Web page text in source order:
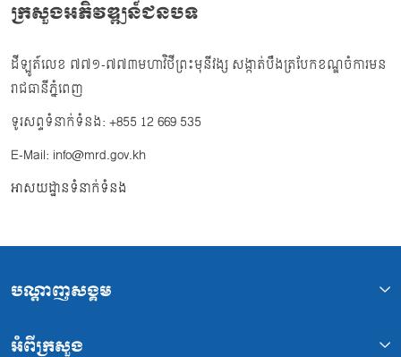
ក្រសួងអភិវឌ្ឍន៍ជនបទ
ដីឡូត៍លេខ ៧៧១-៧៧៣មហាវិថីព្រះមុនីវង្ស សង្កាត់បឹងត្របែកខណ្ឌចំការមន
រាជធានីភ្នំពេញ
ទូរសព្ទទំនាក់ទំនង: +855 12 669 535
E-Mail: info@mrd.gov.kh
អាសយដ្ឋានទំនាក់ទំនង
បណ្ដាញសង្គម
អំពីក្រសួង